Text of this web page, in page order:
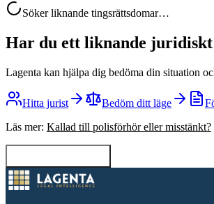
Söker liknande tingsrättsdomar…
Har du ett liknande
Lagenta kan hjälpa dig bedöma din situation
Hitta jurist Bedöm ditt läge
Läs mer: Kallad till polisförhör eller misstänkt?